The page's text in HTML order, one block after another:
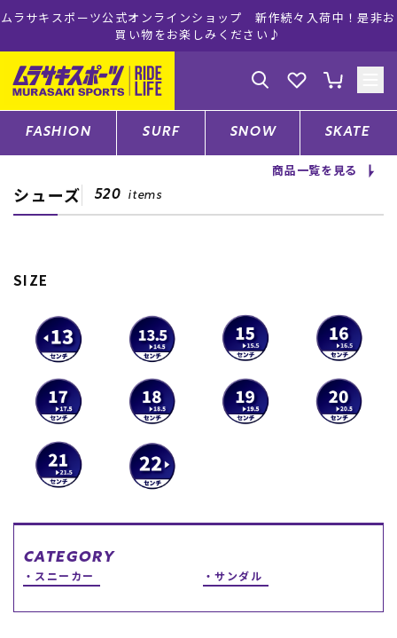
ムラサキスポーツ公式オンラインショップ 新作続々入荷中！是非お
買い物をお楽しみください♪
ゲスト様
ログイン 会員登録
ファッションTOP
サーフTOP
スノーTOP
スケートTOP
CONTENTS
FASHION SURF SNOW SKATE
商品一覧を見る
シューズ 520 items
SIZE
CATEGORY
スニーカー
サンダル